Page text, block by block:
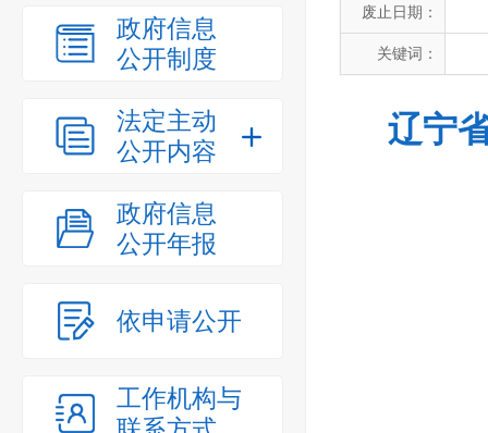
政府信息
公开制度
法定主动
公开内容
政府信息
公开年报
依申请公开
工作机构与
废止日期：
关键词：
辽宁